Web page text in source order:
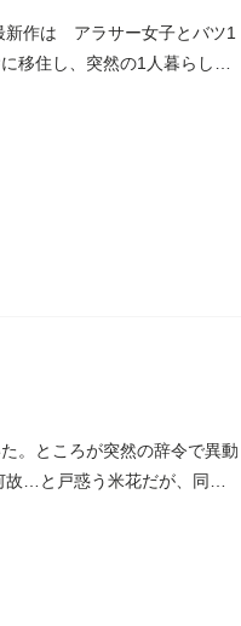
新作は アラサー女子とバツ1
移住し、突然の1人暮らし
。ところが突然の辞令で異動
…と戸惑う米花だが、同じ